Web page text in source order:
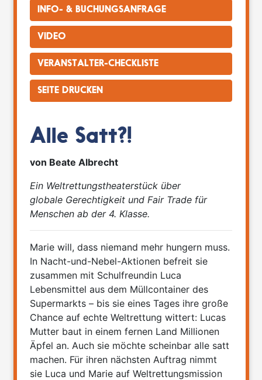
INFO- & BUCHUNGSANFRAGE
VIDEO
VERANSTALTER-CHECKLISTE
SEITE DRUCKEN
Alle Satt?!
von Beate Albrecht
Ein Weltrettungstheaterstück über
globale Gerechtigkeit und Fair Trade für
Menschen ab der 4. Klasse.
Marie will, dass niemand mehr hungern muss.
In Nacht-und-Nebel-Aktionen befreit sie
zusammen mit Schulfreundin Luca
Lebensmittel aus dem Müllcontainer des
Supermarkts – bis sie eines Tages ihre große
Chance auf echte Weltrettung wittert: Lucas
Mutter baut in einem fernen Land Millionen
Äpfel an. Auch sie möchte scheinbar alle satt
machen. Für ihren nächsten Auftrag nimmt
sie Luca und Marie auf Weltrettungsmission